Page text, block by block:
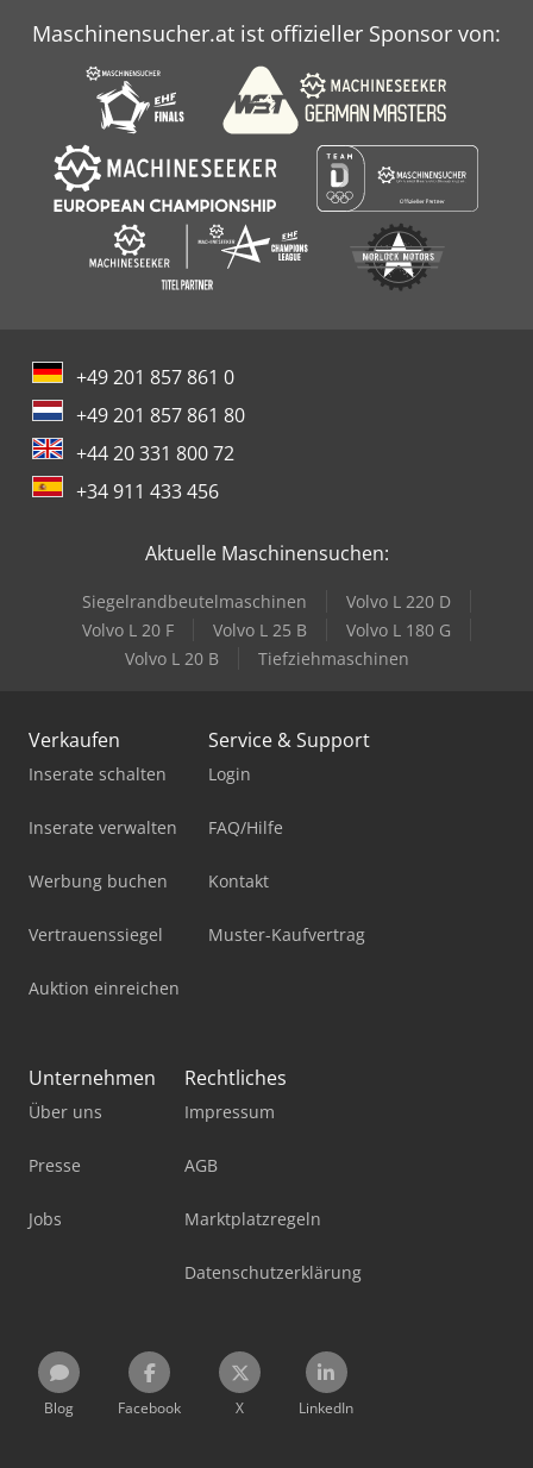
Maschinensucher.at ist offizieller Sponsor von:
+49 201 857 861 0
+49 201 857 861 80
+44 20 331 800 72
+34 911 433 456
Aktuelle Maschinensuchen:
Siegelrandbeutelmaschinen
Volvo L 220 D
Volvo L 20 F
Volvo L 25 B
Volvo L 180 G
Volvo L 20 B
Tiefziehmaschinen
Verkaufen
Inserate schalten
Inserate verwalten
Werbung buchen
Vertrauenssiegel
Auktion einreichen
Service & Support
Login
FAQ/Hilfe
Kontakt
Muster-Kaufvertrag
Unternehmen
Über uns
Presse
Jobs
Rechtliches
Impressum
AGB
Marktplatzregeln
Datenschutzerklärung
Blog Facebook X LinkedIn